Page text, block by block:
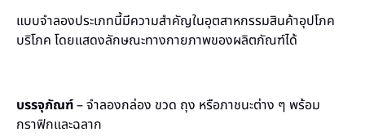
แบบจำลองประเภทนี้มีความสำคัญในอุตสาหกรรมสินค้าอุปโภค
บริโภค โดยแสดงลักษณะทางกายภาพของผลิตภัณฑ์ได้
บรรจุภัณฑ์– จำลองกล่อง ขวด ถุง หรือภาชนะต่าง ๆ พร้อม
กราฟิกและฉลาก